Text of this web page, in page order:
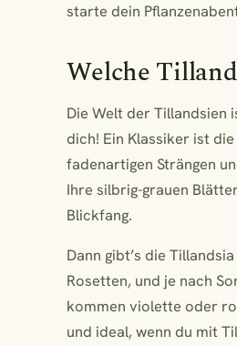
starte dein
Welche
Die Welt der Tillandsien
dich! Ein Klassiker ist
fadenartigen Strängen
Ihre silbrig-grauen
Blickfang.
Dann gibt’s die
Rosetten, und je nach
kommen violette oder
und ideal, wenn du mit